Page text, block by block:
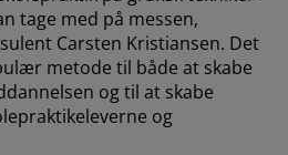
tage med på messen,
Carsten Kristiansen. Det
metode til både at skabe
og til at skabe
og